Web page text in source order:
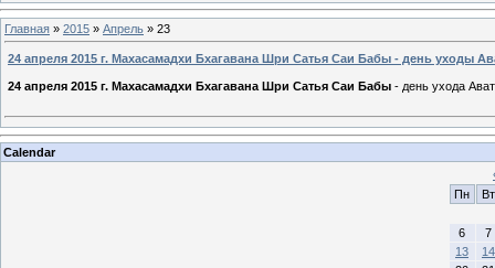
Главная » 2015 » Апрель » 23
24 апреля 2015 г. Махасамадхи Бхагавана Шри Сатья Саи Бабы - день уходы
24 апреля 2015 г. Махасамадхи Бхагавана Шри Сатья Саи Бабы - день ухода
Calendar
Пн
Вт
6
7
13
14